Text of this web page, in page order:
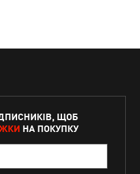
ЩОБ
НА ПОКУПКУ